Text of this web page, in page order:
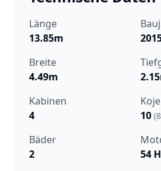
Länge
13.85m
Breite
4.49m
Kabinen
4
10
Bäder
2
54